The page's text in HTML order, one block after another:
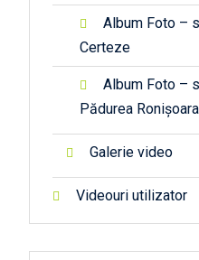
Album Foto –
Certeze
Album Foto –
Pădurea Ronișoara
Galerie video
Videouri utilizator